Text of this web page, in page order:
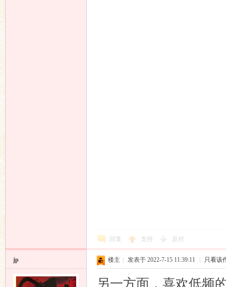
回复 支持 反对
jp 楼主 发表于 2022-7-15 11:39:11 只看该
另一方面，喜欢低频